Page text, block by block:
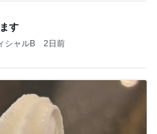
す
シャルB 2日前